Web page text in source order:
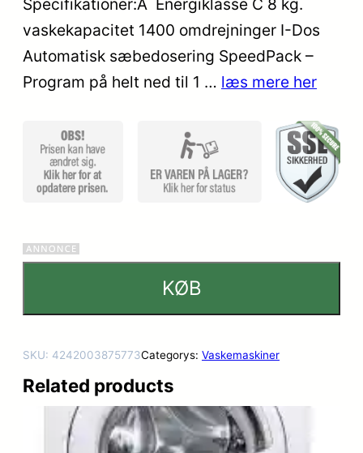
Specifikationer:Â Energiklasse C 8 kg.
vaskekapacitet 1400 omdrejninger I-Dos
Automatisk sæbedosering SpeedPack –
Program på helt ned til 1 … læs mere her
KØB
SKU: 4242003875773Categorys: Vaskemaskiner
Related products